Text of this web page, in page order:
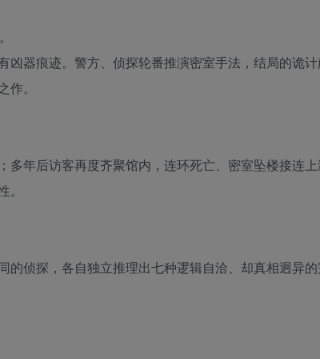
器痕迹。警方、侦探轮番推演密室手法，结局的诡
。
年后访客再度齐聚馆内，连环死亡、密室坠楼接连
侦探，各自独立推理出七种逻辑自洽、却真相迥异